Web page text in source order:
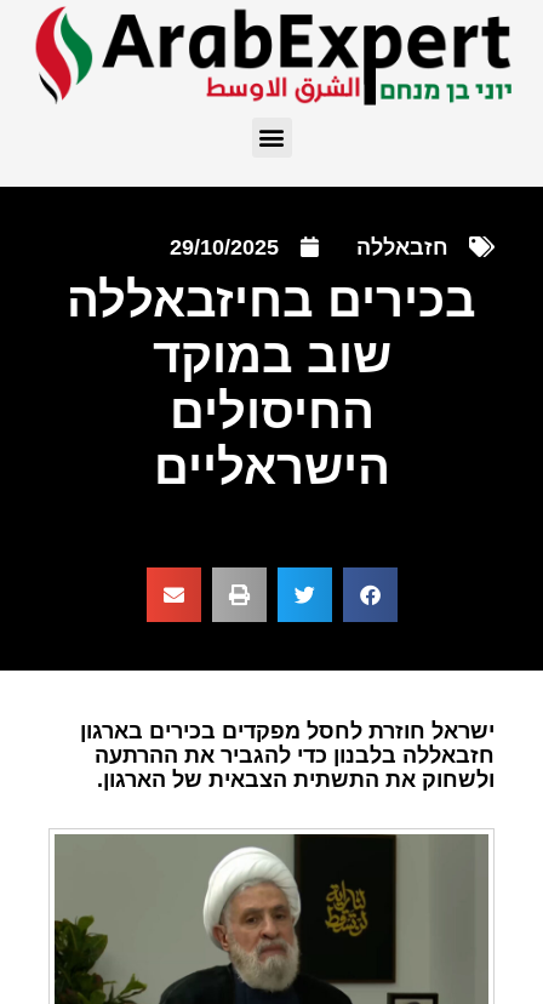
חזבאללה 29/10/2025
בכירים בחיזבאללה
שוב במוקד
החיסולים
הישראליים
ישראל חוזרת לחסל מפקדים בכירים בארגון
חזבאללה בלבנון כדי להגביר את ההרתעה
ולשחוק את התשתית הצבאית של הארגון.